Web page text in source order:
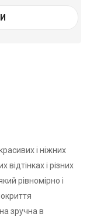
і ніжних
і різних
рівномірно і
зручна в